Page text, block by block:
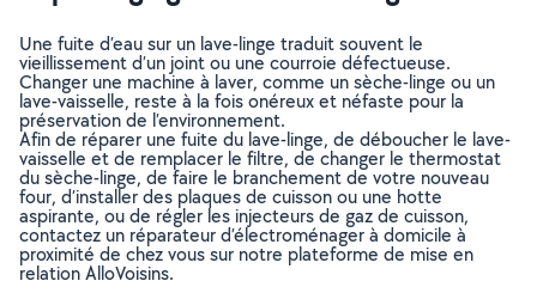
Une fuite d’eau sur un lave-linge traduit souvent le
vieillissement d’un joint ou une courroie défectueuse.
Changer une machine à laver, comme un sèche-linge ou un
lave-vaisselle, reste à la fois onéreux et néfaste pour la
préservation de l’environnement.
Afin de réparer une fuite du lave-linge, de déboucher le lave-
vaisselle et de remplacer le filtre, de changer le thermostat
du sèche-linge, de faire le branchement de votre nouveau
four, d’installer des plaques de cuisson ou une hotte
aspirante, ou de régler les injecteurs de gaz de cuisson,
contactez un réparateur d’électroménager à domicile à
proximité de chez vous sur notre plateforme de mise en
relation AlloVoisins.